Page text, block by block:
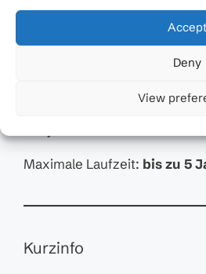
Accept
Deny
View
25 % – 80 %
Mindestprojektvolumen:
Maximale Laufzeit: bis zu 5
Kurzinfo